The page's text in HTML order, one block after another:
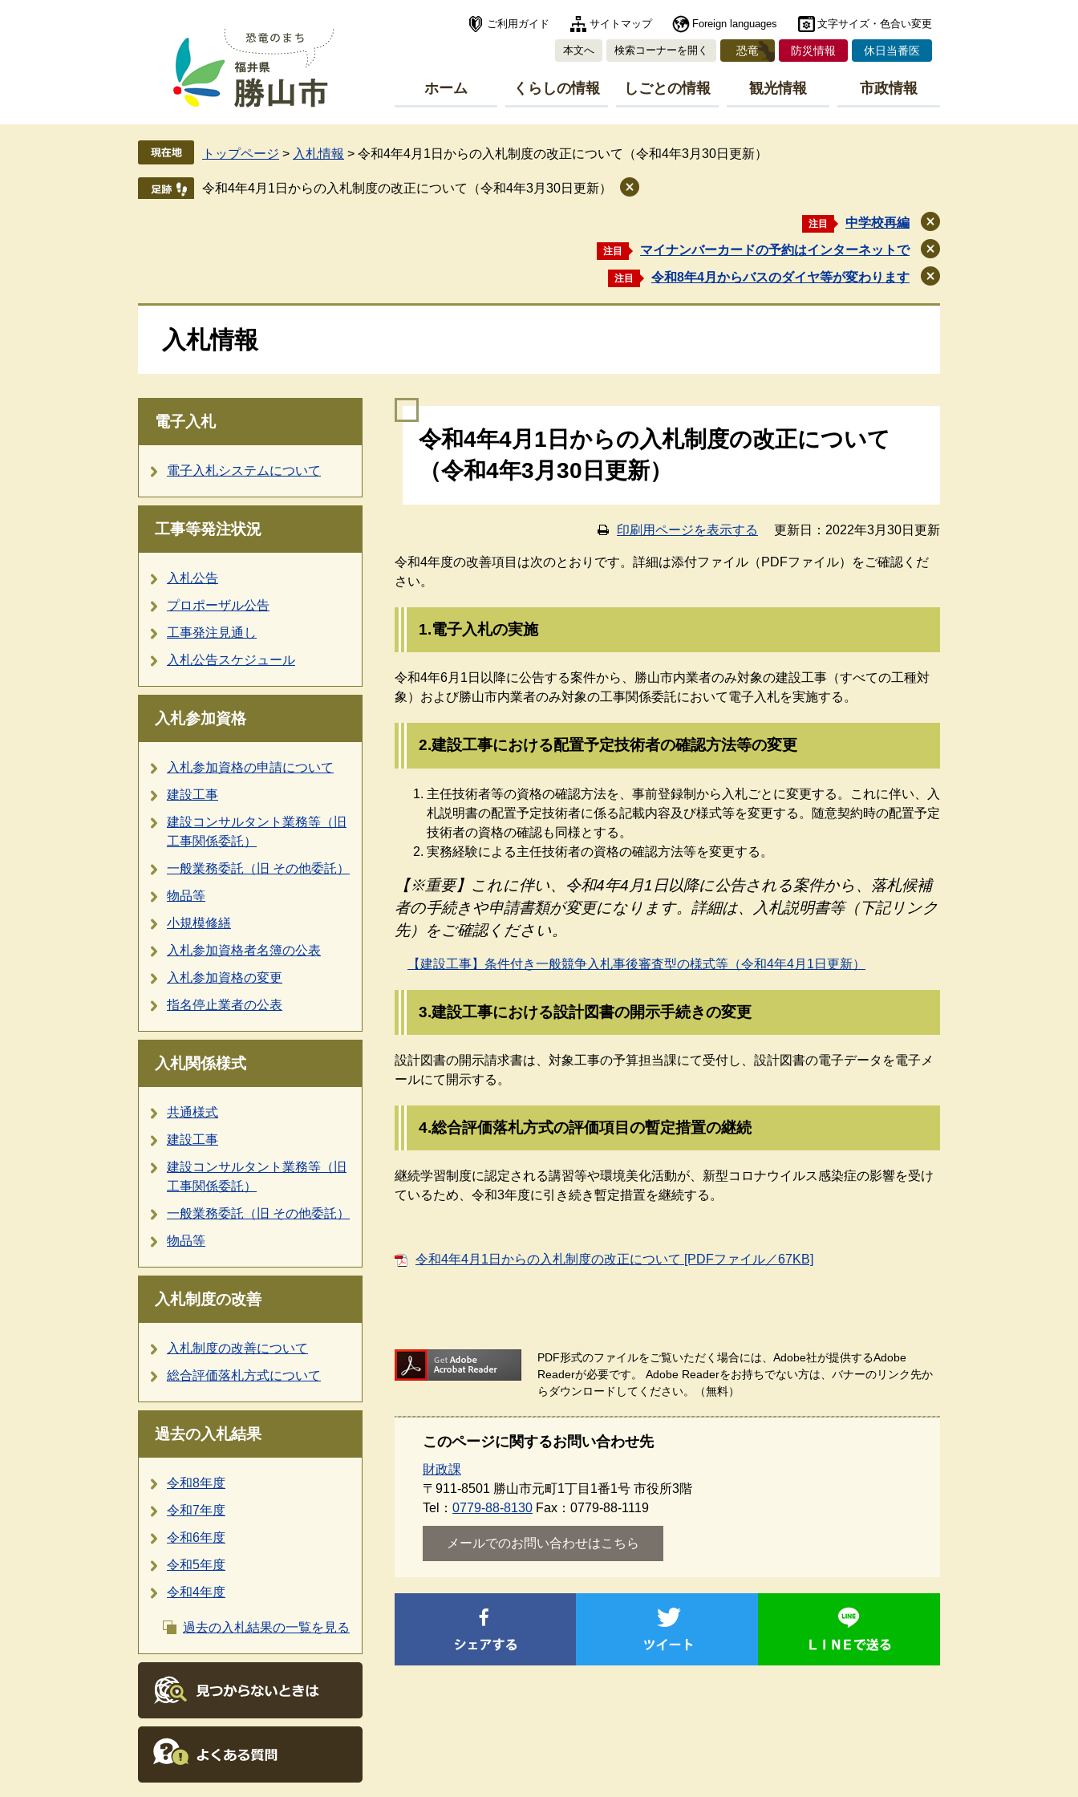
で
ば
ご利用ガイド サイトマップ Foreign languages 文字サイズ・色合い変更
本文へ 検索コーナーを開く 恐竜 防災情報 休日当番医
ホーム くらしの情報 しごとの情報 観光情報 市政情報
トップページ > 入札情報 > 令和4年4月1日からの入札制度の改正について（令和4年3月30日更新）
令和4年4月1日からの入札制度の改正について（令和4年3月30日更新）
注目 中学校再編
閉
じ
る
注目 マイナンバーカードの予約はインターネットで
閉
じ
る
注目 令和8年4月からバスのダイヤ等が変わります
閉
入札情報
電子入札
電子入札システムについて
工事等発注状況
入札公告
プロポーザル公告
工事発注見通し
入札公告スケジュール
入札参加資格
入札参加資格の申請について
建設工事
建設コンサルタント業務等（旧
工事関係委託）
一般業務委託（旧 その他委託）
物品等
小規模修繕
入札参加資格者名簿の公表
入札参加資格の変更
指名停止業者の公表
入札関係様式
共通様式
建設工事
建設コンサルタント業務等（旧
工事関係委託）
一般業務委託（旧 その他委託）
物品等
入札制度の改善
入札制度の改善について
総合評価落札方式について
過去の入札結果
令和8年度
令和7年度
令和6年度
令和5年度
令和4年度
過去の入札結果の一覧を見る
令和4年4月1日からの入札制度の改正について
（令和4年3月30日更新）
印刷用ページを表示する 更新日：2022年3月30日更新
令和4年度の改善項目は次のとおりです。詳細は添付ファイル（PDFファイル）をご確認くだ
さい。
1.電子入札の実施
令和4年6月1日以降に公告する案件から、勝山市内業者のみ対象の建設工事（すべての工種対
象）および勝山市内業者のみ対象の工事関係委託において電子入札を実施する。
2.建設工事における配置予定技術者の確認方法等の変更
主任技術者等の資格の確認方法を、事前登録制から入札ごとに変更する。これに伴い、入
札説明書の配置予定技術者に係る記載内容及び様式等を変更する。随意契約時の配置予定
技術者の資格の確認も同様とする。
実務経験による主任技術者の資格の確認方法等を変更する。
【※重要】これに伴い、令和4年4月1日以降に公告される案件から、落札候補
者の手続きや申請書類が変更になります。詳細は、入札説明書等（下記リンク
先）をご確認ください。
【建設工事】条件付き一般競争入札事後審査型の様式等（令和4年4月1日更新）
3.建設工事における設計図書の開示手続きの変更
設計図書の開示請求書は、対象工事の予算担当課にて受付し、設計図書の電子データを電子メ
ールにて開示する。
4.総合評価落札方式の評価項目の暫定措置の継続
継続学習制度に認定される講習等や環境美化活動が、新型コロナウイルス感染症の影響を受け
ているため、令和3年度に引き続き暫定措置を継続する。
令和4年4月1日からの入札制度の改正について [PDFファイル／67KB]
PDF形式のファイルをご覧いただく場合には、Adobe社が提供するAdobe
Readerが必要です。
Adobe Readerをお持ちでない方は、バナーのリンク先か
らダウンロードしてください。（無料）
このページに関するお問い合わせ先
財政課
〒911-8501 勝山市元町1丁目1番1号 市役所3階
Tel： 0779-88-8130 Fax：0779-88-1119
メールでのお問い合わせはこちら